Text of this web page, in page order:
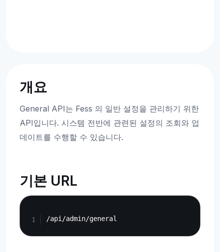
개요
General API는 Fess 의 일반 설정을 관리하기 위한
API입니다. 시스템 전반에 관련된 설정의 조회와 업
데이트를 수행할 수 있습니다.
기본 URL